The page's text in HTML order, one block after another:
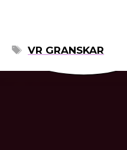
ETIKETTER
VR GRANSKAR